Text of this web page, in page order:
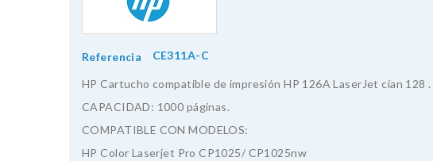
Referencia CE311A-C
HP Cartucho compatible de impresión HP 126A LaserJet cían 128
CAPACIDAD: 1000 páginas.
COMPATIBLE CON MODELOS:
HP Color Laserjet Pro CP1025/ CP1025nw